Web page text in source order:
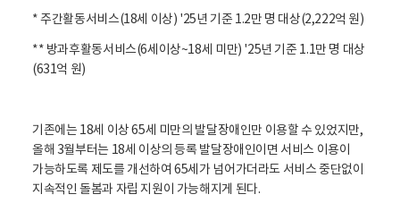
* 주간활동서비스(18세 이상) '25년 기준 1.2만 명 대상(2,222억 원)
** 방과후활동서비스(6세이상~18세 미만) '25년 기준 1.1만 명 대상
(631억 원)
기존에는 18세 이상 65세 미만의 발달장애인만 이용할 수 있었지만,
올해 3월부터는 18세 이상의 등록 발달장애인이면 서비스 이용이
가능하도록 제도를 개선하여 65세가 넘어가더라도 서비스 중단없이
지속적인 돌봄과 자립 지원이 가능해지게 된다.